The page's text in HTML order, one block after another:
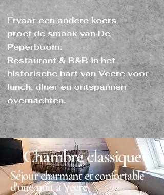
Ervaar een andere koers —
proef de smaak van De
Peperboom.
Restaurant & B&B in het
historische hart van Veere voor
lunch, diner en ontspannen
overnachten.
Chambre classique
Séjour charmant et confortable
d'une nuit à Veere